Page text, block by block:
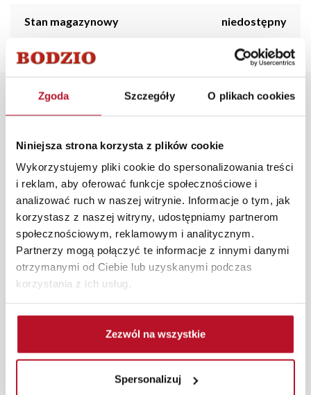
Zgoda Szczegóły O plikach cookies
Niniejsza strona korzysta z plików cookie
Wykorzystujemy pliki cookie do spersonalizowania treści
i reklam, aby oferować funkcje społecznościowe i
analizować ruch w naszej witrynie. Informacje o tym, jak
korzystasz z naszej witryny, udostępniamy partnerom
społecznościowym, reklamowym i analitycznym.
Partnerzy mogą połączyć te informacje z innymi danymi
otrzymanymi od Ciebie lub uzyskanymi podczas
korzystania z ich usług.
Zezwól na wszystkie
Spersonalizuj
Stan magazynowy niedostępny
Opis produktu
Realistycznie wyglądająca, sztuczna roślina z kolekcji
imitujących wygląd prawdziwej rośliny. Niezwykły
charakter nadaje jej słomiany koszyk, z którym tworzy
doskonałą, nowoczesną kompozycję. Roślina wspaniale
będzie komponowała się z dodatkami wyposażenia
wnętrz w kuchni, salonie, a nawet sypialni oraz łazience.
W każdym z salonów mebli Bodzio oferujemy pomoc w
aranżacji mebli, a nasi pracownicy z wykorzystaniem
pomieszczenia wraz z wyceną. Każde zamówienie
złożone w sklepie stacjonarnym dostarczymy do 3 dni
zamówień internetowych czas dostawy wynosi do 5 dni